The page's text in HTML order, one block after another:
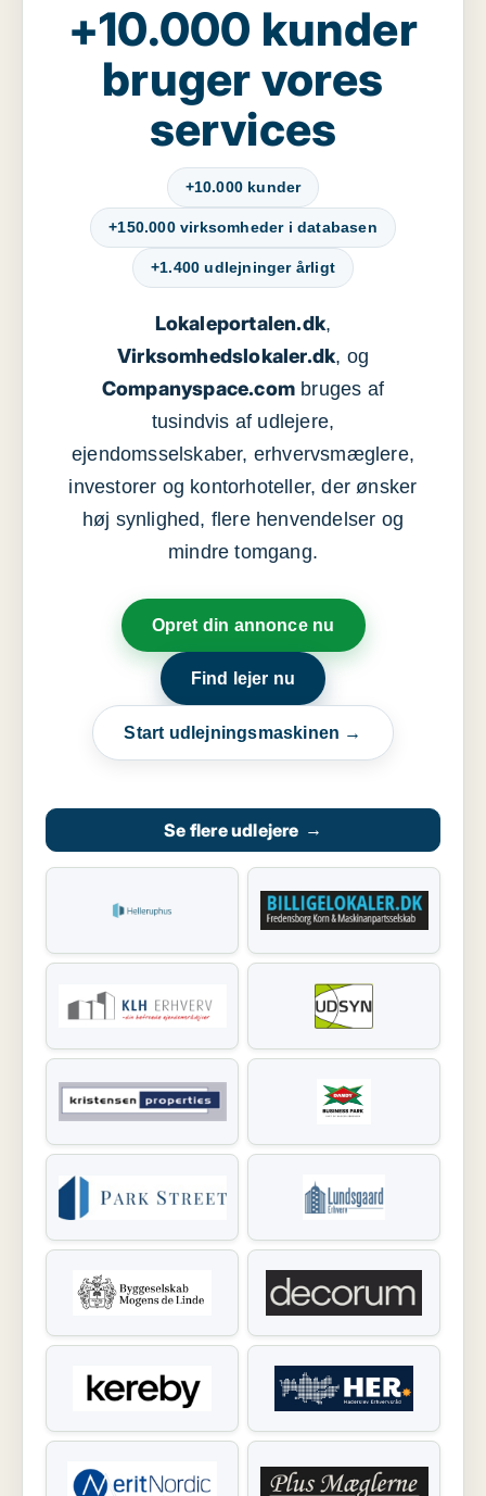
+10.000 kunder
bruger vores
services
+10.000 kunder
+150.000 virksomheder i databasen
+1.400 udlejninger årligt
Lokaleportalen.dk,
Virksomhedslokaler.dk, og
Companyspace.com bruges af
tusindvis af udlejere,
ejendomsselskaber, erhvervsmæglere,
investorer og kontorhoteller, der ønsker
høj synlighed, flere henvendelser og
mindre tomgang.
Opret din annonce nu
Find lejer nu
Start udlejningsmaskinen →
Se flere udlejere →